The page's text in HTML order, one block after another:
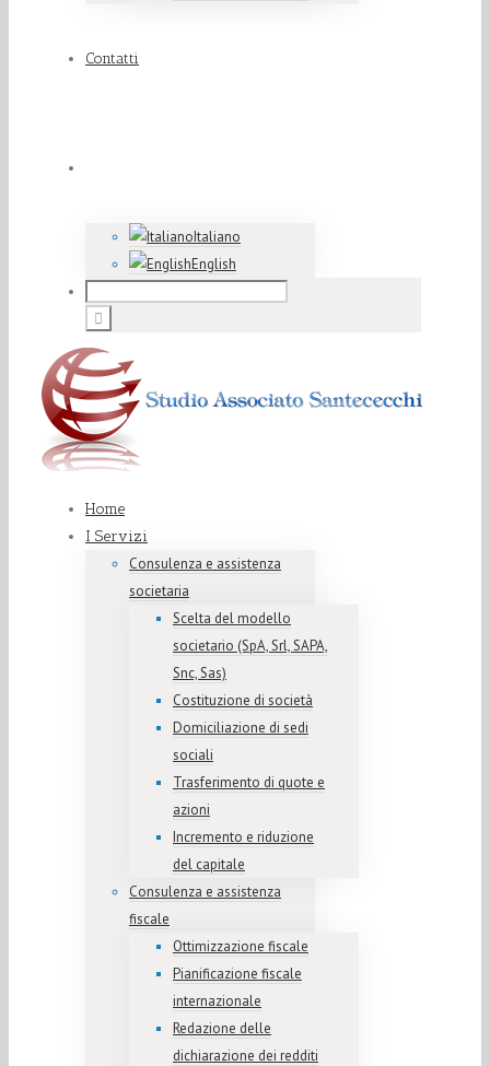
Contatti
Italiano
English
Home
I Servizi
Consulenza e assistenza
societaria
Scelta del modello
societario (SpA, Srl, SAPA,
Snc, Sas)
Costituzione di società
Domiciliazione di sedi
sociali
Trasferimento di quote e
azioni
Incremento e riduzione
del capitale
Consulenza e assistenza
fiscale
Ottimizzazione fiscale
Pianificazione fiscale
internazionale
Redazione delle
dichiarazione dei redditi